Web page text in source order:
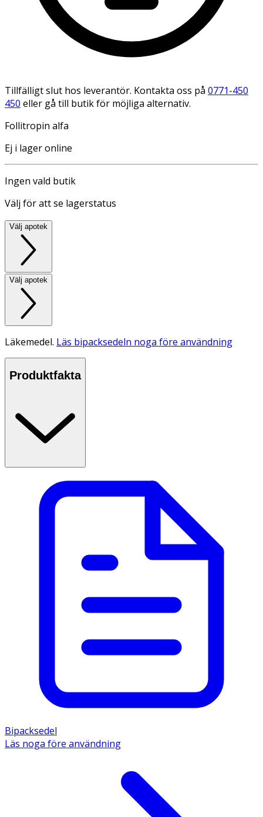
Tillfälligt slut hos leverantör. Kontakta oss på 0771-450
450 eller gå till butik för möjliga alternativ.
Follitropin alfa
Ej i lager online
Ingen vald butik
Välj för att se lagerstatus
Välj apotek
Välj apotek
Läkemedel. Läs bipacksedeln noga före användning
Produktfakta
Bipacksedel
Läs noga före användning